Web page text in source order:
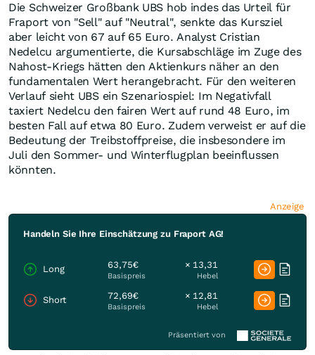
Die Schweizer Großbank UBS hob indes das Urteil für
Fraport von "Sell" auf "Neutral", senkte das Kursziel
aber leicht von 67 auf 65 Euro. Analyst Cristian
Nedelcu argumentierte, die Kursabschläge im Zuge des
Nahost-Kriegs hätten den Aktienkurs näher an den
fundamentalen Wert herangebracht. Für den weiteren
Verlauf sieht UBS ein Szenariospiel: Im Negativfall
taxiert Nedelcu den fairen Wert auf rund 48 Euro, im
besten Fall auf etwa 80 Euro. Zudem verweist er auf die
Bedeutung der Treibstoffpreise, die insbesondere im
Juli den Sommer- und Winterflugplan beeinflussen
könnten.
Anzeige
Handeln Sie Ihre Einschätzung zu Fraport AG!
Long 63,75€
Basispreis
× 13,31
Hebel
Short 72,69€
Basispreis
× 12,81
Hebel
Präsentiert von